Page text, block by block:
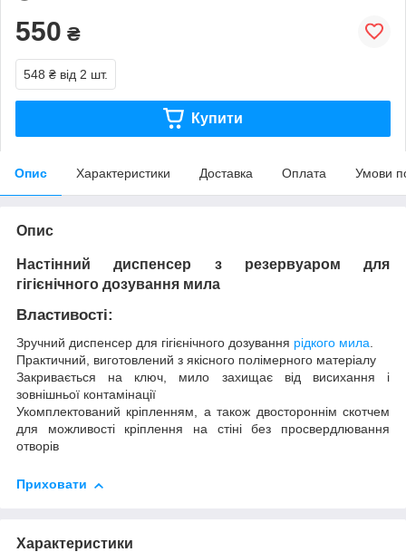
550 ₴
548 ₴ від 2 шт.
Купити
Опис Характеристики Доставка Оплата Умови
Опис
Настінний диспенсер з резервуаром для
гігієнічного дозування мила
Властивості:
Зручний диспенсер для гігієнічного дозування рідкого мила.
Практичний, виготовлений з якісного полімерного матеріалу
Закривається на ключ, мило захищає від висихання і
зовнішньої контамінації
Укомплектований кріпленням, а також двостороннім скотчем
для можливості кріплення на стіні без просвердлювання
отворів
Приховати
Характеристики